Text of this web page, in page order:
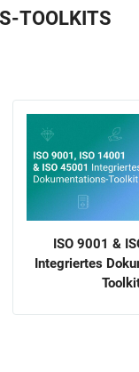
TOOLKITS
ISO 9001 &
Integriertes